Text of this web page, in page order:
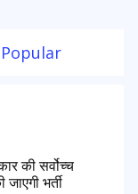
Popular
की सर्वोच्च
भर्ती